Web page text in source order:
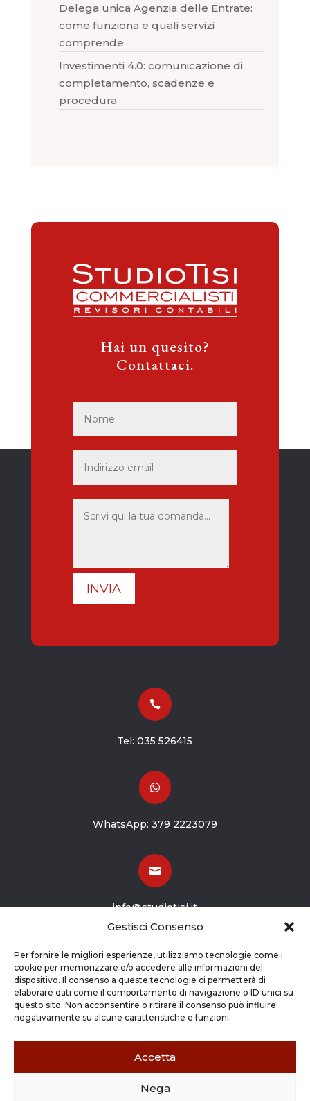
Gestisci Consenso
Per fornire le migliori esperienze, utilizziamo tecnologie come i
cookie per memorizzare e/o accedere alle informazioni del
dispositivo. Il consenso a queste tecnologie ci permetterà di
elaborare dati come il comportamento di navigazione o ID unici su
questo sito. Non acconsentire o ritirare il consenso può influire
negativamente su alcune caratteristiche e funzioni.
Accetta
Nega
Delega unica Agenzia delle Entrate:
come funziona e quali servizi
comprende
Investimenti 4.0: comunicazione di
completamento, scadenze e
procedura
Hai un quesito?
Contattaci.
INVIA

Tel:035 526415

WhatsApp: 379 2223079

info@studiotisi.it

Viale Europa 8
Grassobbio BG (24050)
Copyright © 2026 STUDIO TISI SRL –